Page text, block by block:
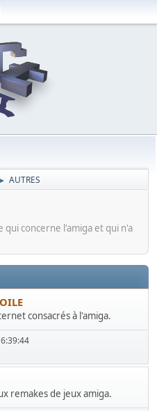
► AUTRES
concerne l'amiga et qui n'a
consacrés à l'amiga.
remakes de jeux amiga.